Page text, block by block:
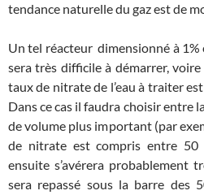
tendance naturelle du gaz est de
Un tel réacteur dimensionné à
sera très difficile à démarrer,
taux de nitrate de l’eau à traiter
Dans ce cas il faudra choisir entre
de volume plus important (par
de nitrate est compris entre
ensuite s’avérera probablement
sera repassé sous la barre